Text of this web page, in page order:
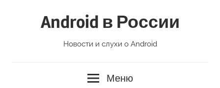
Android в России
Новости и слухи о Android
Меню